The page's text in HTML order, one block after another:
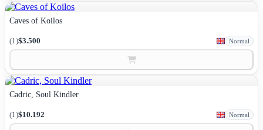
Caves of Koilos
(1)$3.500 Normal
Cadric, Soul Kindler
(1)$10.192 Normal